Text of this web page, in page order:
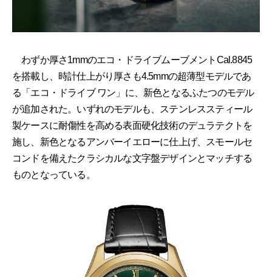
わずか厚さ1mmのエコ・ドライブムーブメントCal.8845
を搭載し、時計仕上がり厚さも4.5mmの超薄型モデルであ
る「エコ・ドライブ ワン」に、新色となるふたつのモデル
が追加された。いずれのモデルも、ステンレススティール
製ケースに耐傷性を高める表面硬化技術のデュラテクトを
施し、新色となるアンバーイエローに仕上げ、スモールセ
コンドを備えたクラシカルな文字盤デザインとマッチする
ものとなっている。